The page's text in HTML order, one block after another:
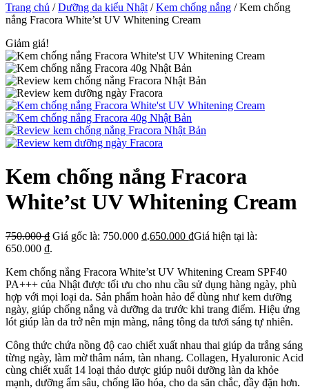
Trang chủ /Dưỡng da kiểu Nhật /Kem chống nắng /Kem chống
nắng Fracora White’st UV Whitening Cream
Giảm giá!
Kem chống nắng Fracora
White’st UV Whitening Cream
750.000₫ Giá gốc là: 750.000 ₫.650.000 ₫Giá hiện tại là:
650.000 ₫.
Kem chống nắng Fracora White’st UV Whitening Cream SPF40
PA+++ của Nhật được tối ưu cho nhu cầu sử dụng hàng ngày, phù
hợp với mọi loại da. Sản phẩm hoàn hảo để dùng như kem dưỡng
ngày, giúp chống nắng và dưỡng da trước khi trang điểm. Hiệu ứng
lót giúp làn da trở nên mịn màng, nâng tông da tươi sáng tự nhiên.
Công thức chứa nồng độ cao chiết xuất nhau thai giúp da trắng sáng
từng ngày, làm mờ thâm nám, tàn nhang. Collagen, Hyaluronic Acid
cùng chiết xuất 14 loại thảo dược giúp nuôi dưỡng làn da khỏe
mạnh, dưỡng ẩm sâu, chống lão hóa, cho da săn chắc, đầy đặn hơn.